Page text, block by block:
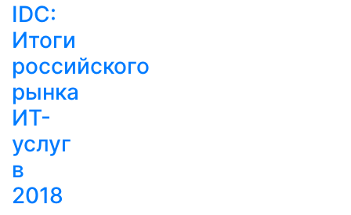
IDC:
Итоги
российского
рынка
ИТ-
услуг
в
2018